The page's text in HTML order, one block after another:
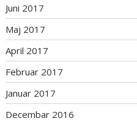
Juni 2017
Maj 2017
April 2017
Februar 2017
Januar 2017
Decembar 2016